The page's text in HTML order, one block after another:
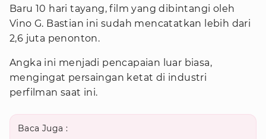
Baru 10 hari tayang, film yang dibintangi oleh
Vino G. Bastian ini sudah mencatatkan lebih dari
2,6 juta penonton.
Angka ini menjadi pencapaian luar biasa,
mengingat persaingan ketat di industri
perfilman saat ini.
Baca Juga :